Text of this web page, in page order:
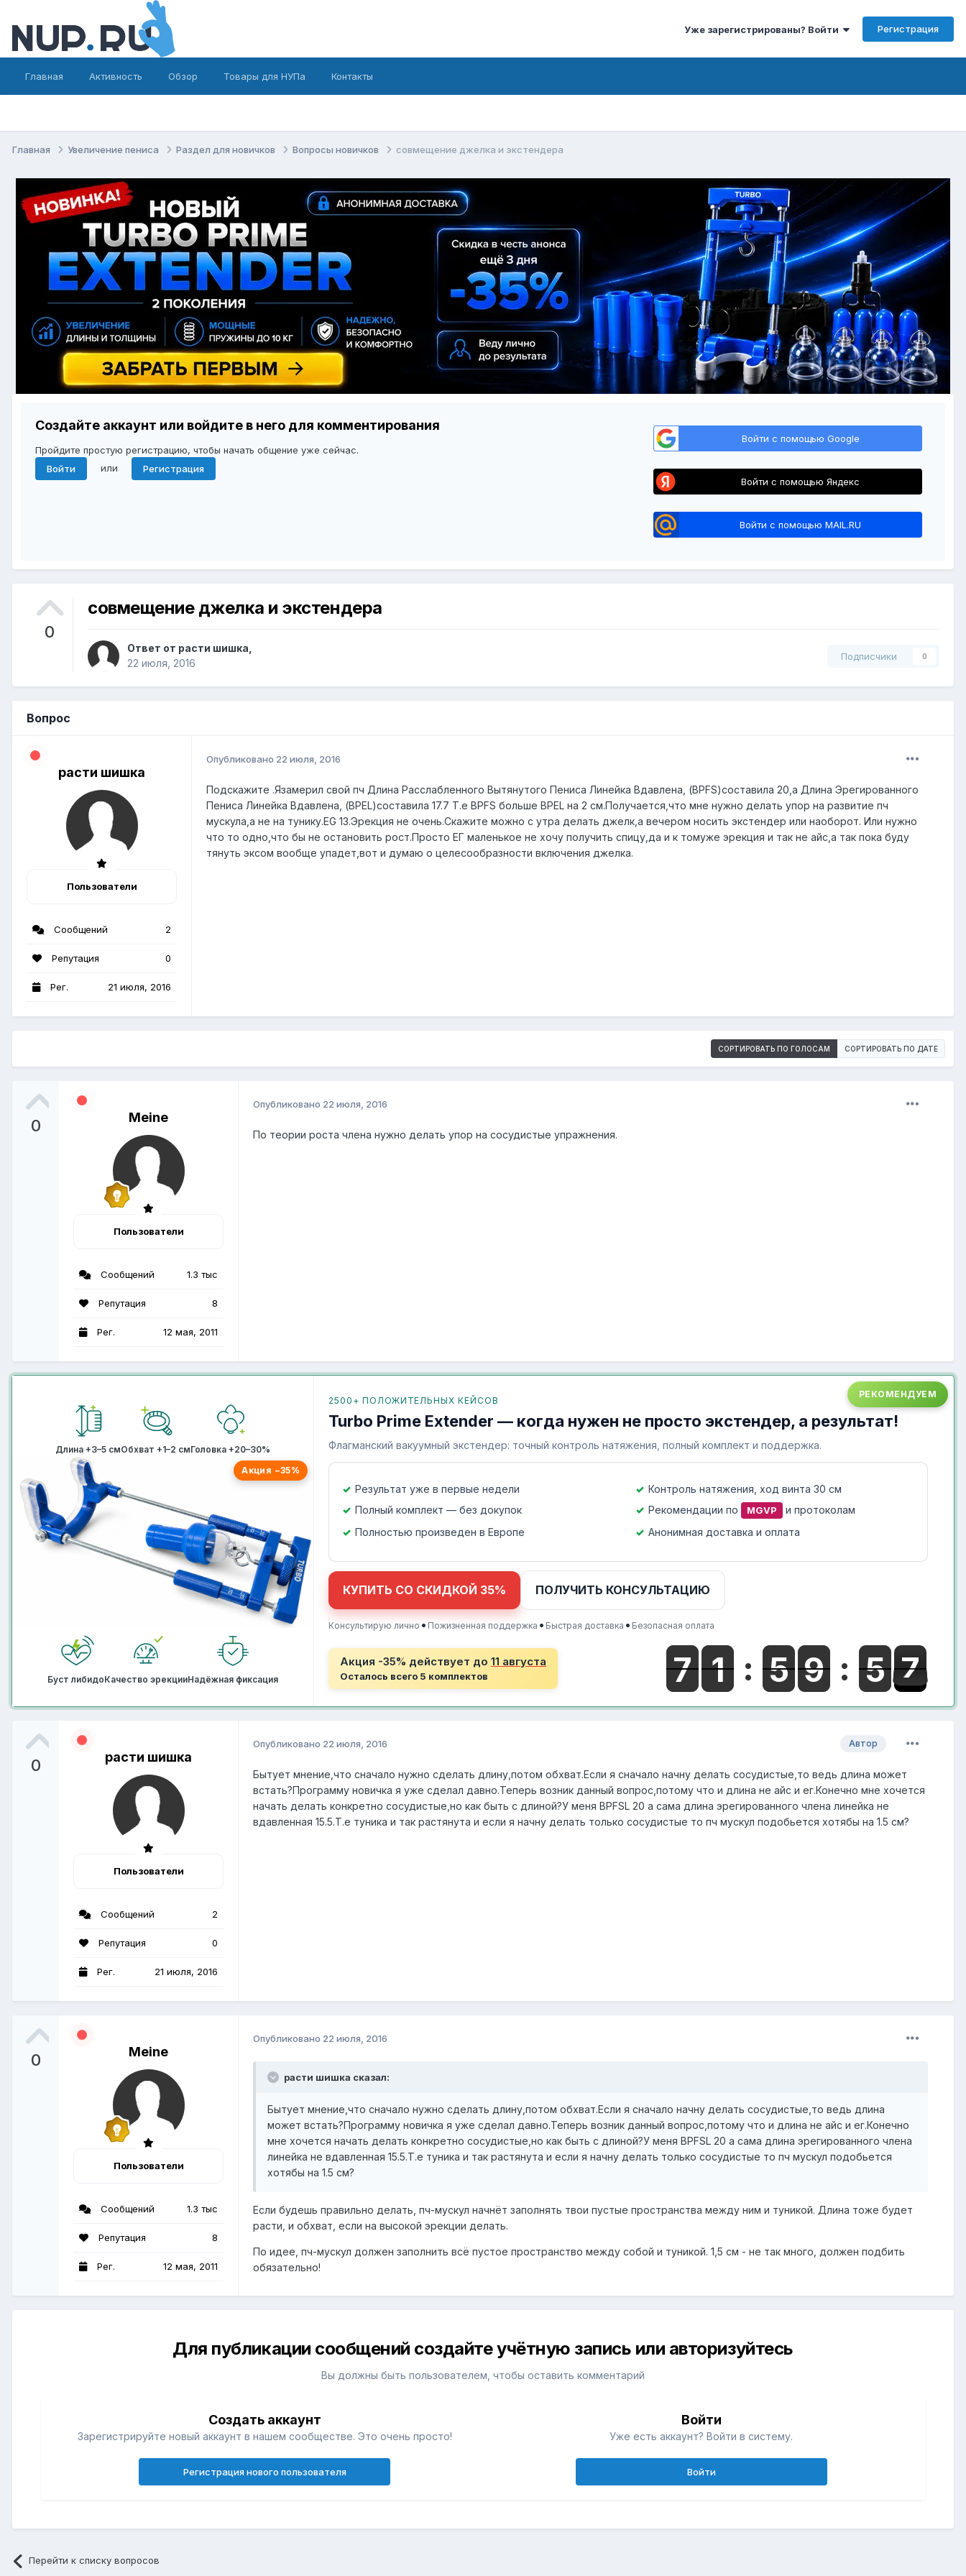
Уже зарегистрированы? Войти Регистрация
Главная Активность Обзор Товары для НУПа Контакты
Главная Увеличение пениса Раздел для новичков Вопросы новичков совмещение джелка и экстендера
Создайте аккаунт или войдите в него для комментирования
Пройдите простую регистрацию, чтобы начать общение уже сейчас.
Войти
или Регистрация
Войти с помощью Google
Войти с помощью Яндекс
Войти с помощью MAIL.RU
0
совмещение джелка и экстендера
Ответ от расти шишка,
22 июля, 2016
Подписчики 0
Вопрос
расти шишка
Пользователи
Сообщений 2
Репутация 0
Рег. 21 июля, 2016
Опубликовано 22 июля, 2016
Подскажите .Язамерил свой пч Длина Расслабленного Вытянутого Пениса Линейка Вдавлена, (BPFS)составила 20,а Длина Эрегированного
Пениса Линейка Вдавлена, (BPEL)составила 17.7 Т.е BPFS больше BPEL на 2 см.Получается,что мне нужно делать упор на развитие пч
мускула,а не на тунику.EG 13.Эрекция не очень.Скажите можно с утра делать джелк,а вечером носить экстендер или наоборот. Или нужно
что то одно,что бы не остановить рост.Просто ЕГ маленькое не хочу получить спицу,да и к томуже эрекция и так не айс,а так пока буду
тянуть эксом вообще упадет,вот и думаю о целесообразности включения джелка.
СОРТИРОВАТЬ ПО ГОЛОСАМ СОРТИРОВАТЬ ПО ДАТЕ
0 Meine
Пользователи
Сообщений 1.3 тыс
Репутация 8
Рег. 12 мая, 2011
Опубликовано 22 июля, 2016
По теории роста члена нужно делать упор на сосудистые упражнения.
Длина +3–5 смОбхват +1–2 смГоловка +20–30%
Акция −35%
Буст либидоКачество эрекцииНадёжная фиксация
РЕКОМЕНДУЕМ
2500+ ПОЛОЖИТЕЛЬНЫХ КЕЙСОВ
Turbo Prime Extender — когда нужен не просто экстендер, а результат!
Флагманский вакуумный экстендер: точный контроль натяжения, полный комплект и поддержка.
Результат уже в первые недели
Контроль натяжения, ход винта 30 см
Полный комплект — без докупок
Рекомендации по MGVP
и протоколам
Полностью произведен в Европе
Анонимная доставка и оплата
КУПИТЬ СО СКИДКОЙ 35% ПОЛУЧИТЬ КОНСУЛЬТАЦИЮ
Консультирую лично • Пожизненная поддержка • Быстрая доставка • Безопасная оплата
Акция -35% действует до 11 августа
Осталось всего 5 комплектов
0 расти шишка
Пользователи
Сообщений 2
Репутация 0
Рег. 21 июля, 2016
Автор
Опубликовано 22 июля, 2016
Бытует мнение,что сначало нужно сделать длину,потом обхват.Если я сначало начну делать сосудистые,то ведь длина может
встать?Программу новичка я уже сделал давно.Теперь возник данный вопрос,потому что и длина не айс и ег.Конечно мне хочется
начать делать конкретно сосудистые,но как быть с длиной?У меня BPFSL 20 а сама длина эрегированного члена линейка не
вдавленная 15.5.Т.е туника и так растянута и если я начну делать только сосудистые то пч мускул подобьется хотябы на 1.5 см?
0 Meine
Пользователи
Сообщений 1.3 тыс
Репутация 8
Рег. 12 мая, 2011
Опубликовано 22 июля, 2016
расти шишка сказал:
Бытует мнение,что сначало нужно сделать длину,потом обхват.Если я сначало начну делать сосудистые,то ведь длина
может встать?Программу новичка я уже сделал давно.Теперь возник данный вопрос,потому что и длина не айс и ег.Конечно
мне хочется начать делать конкретно сосудистые,но как быть с длиной?У меня BPFSL 20 а сама длина эрегированного члена
линейка не вдавленная 15.5.Т.е туника и так растянута и если я начну делать только сосудистые то пч мускул подобьется
хотябы на 1.5 см?
Если будешь правильно делать, пч-мускул начнёт заполнять твои пустые пространства между ним и туникой. Длина тоже будет
расти, и обхват, если на высокой эрекции делать.
По идее, пч-мускул должен заполнить всё пустое пространство между собой и туникой. 1,5 см - не так много, должен подбить
обязательно!
Для публикации сообщений создайте учётную запись или авторизуйтесь
Вы должны быть пользователем, чтобы оставить комментарий
Создать аккаунт
Зарегистрируйте новый аккаунт в нашем сообществе. Это очень просто!
Регистрация нового пользователя
Войти
Уже есть аккаунт? Войти в систему.
Войти
Перейти к списку вопросов